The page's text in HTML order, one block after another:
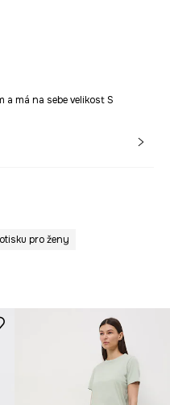
má na sebe velikost S
pro ženy